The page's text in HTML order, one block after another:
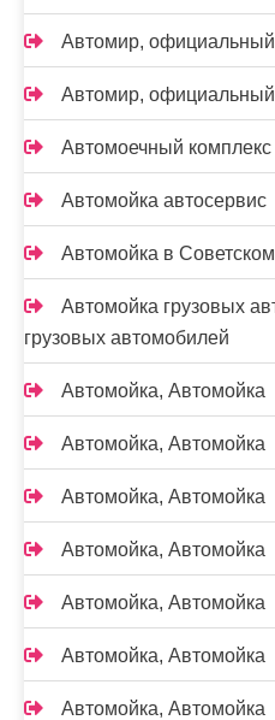
Автомир,
Автомир,
Автомоечный комплекс
Автомойка автосервис
Автомойка в
Автомойка грузовых
грузовых автомобилей
Автомойка, Автомойка
Автомойка, Автомойка
Автомойка, Автомойка
Автомойка, Автомойка
Автомойка, Автомойка
Автомойка, Автомойка
Автомойка, Автомойка